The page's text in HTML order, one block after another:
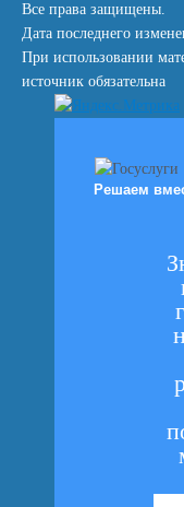
Все права защищены.
Дата последнего
При использовании
источник обязательна
Решаем